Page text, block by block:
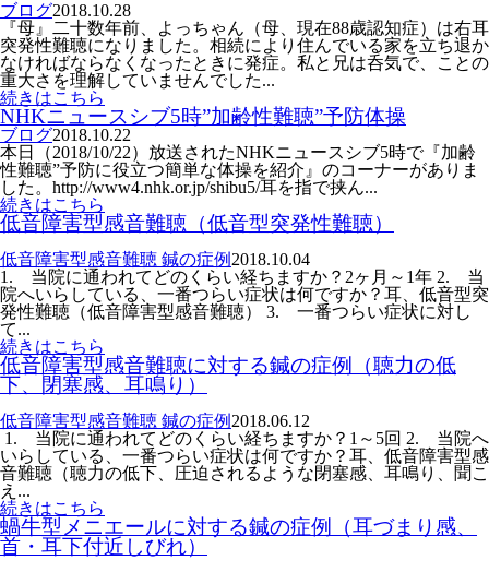
ブログ2018.10.28
『母』二十数年前、よっちゃん（母、現在88歳認知症）は右耳
突発性難聴になりました。相続により住んでいる家を立ち退か
なければならなくなったときに発症。私と兄は呑気で、ことの
重大さを理解していませんでした...
続きはこちら
NHKニュースシブ5時”加齢性難聴”予防体操
ブログ2018.10.22
本日（2018/10/22）放送されたNHKニュースシブ5時で『加齢
性難聴”予防に役立つ簡単な体操を紹介』のコーナーがありま
した。http://www4.nhk.or.jp/shibu5/耳を指で挟ん...
続きはこちら
低音障害型感音難聴（低音型突発性難聴）
低音障害型感音難聴 鍼の症例 2018.10.04
1. 当院に通われてどのくらい経ちますか？2ヶ月～1年 2. 当
院へいらしている、一番つらい症状は何ですか？耳、低音型突
発性難聴（低音障害型感音難聴） 3. 一番つらい症状に対し
て...
続きはこちら
低音障害型感音難聴に対する鍼の症例（聴力の低
下、閉塞感、耳鳴り）
低音障害型感音難聴 鍼の症例 2018.06.12
1. 当院に通われてどのくらい経ちますか？1～5回 2. 当院へ
いらしている、一番つらい症状は何ですか？耳、低音障害型感
音難聴（聴力の低下、圧迫されるような閉塞感、耳鳴り、聞こ
え...
続きはこちら
蝸牛型メニエールに対する鍼の症例（耳づまり感、
首・耳下付近しびれ）